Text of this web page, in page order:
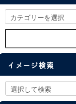
イメージ検索